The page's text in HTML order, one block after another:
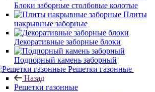
Блоки заборные столбовые колотые
Плиты
накрывные заборные
Декоративные заборные блоки
Подпорный камень заборный
Решетки газонные
Назад
Решетки газонные